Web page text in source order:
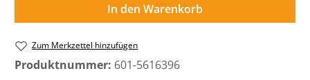
In den Warenkorb
Zum Merkzettel hinzufügen
Produktnummer: 601-5616396